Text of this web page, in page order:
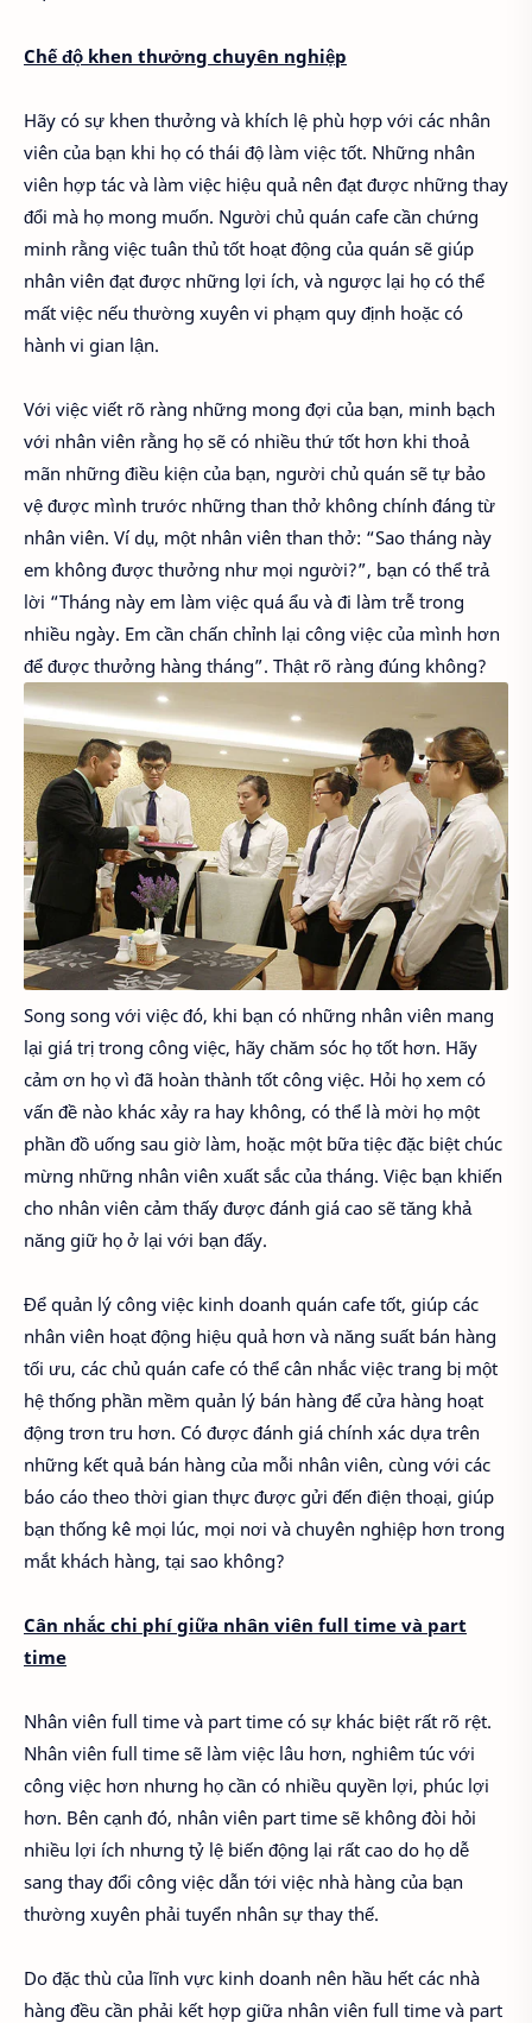
Chế độ khen thưởng chuyên nghiệp
Hãy có sự khen thưởng và khích lệ phù hợp với các nhân
viên của bạn khi họ có thái độ làm việc tốt. Những nhân
viên hợp tác và làm việc hiệu quả nên đạt được những thay
đổi mà họ mong muốn. Người chủ quán cafe cần chứng
minh rằng việc tuân thủ tốt hoạt động của quán sẽ giúp
nhân viên đạt được những lợi ích, và ngược lại họ có thể
mất việc nếu thường xuyên vi phạm quy định hoặc có
hành vi gian lận.
Với việc viết rõ ràng những mong đợi của bạn, minh bạch
với nhân viên rằng họ sẽ có nhiều thứ tốt hơn khi thoả
mãn những điều kiện của bạn, người chủ quán sẽ tự bảo
vệ được mình trước những than thở không chính đáng từ
nhân viên. Ví dụ, một nhân viên than thở: “Sao tháng này
em không được thưởng như mọi người?”, bạn có thể trả
lời “Tháng này em làm việc quá ẩu và đi làm trễ trong
nhiều ngày. Em cần chấn chỉnh lại công việc của mình hơn
để được thưởng hàng tháng”. Thật rõ ràng đúng không?
Song song với việc đó, khi bạn có những nhân viên mang
lại giá trị trong công việc, hãy chăm sóc họ tốt hơn. Hãy
cảm ơn họ vì đã hoàn thành tốt công việc. Hỏi họ xem có
vấn đề nào khác xảy ra hay không, có thể là mời họ một
phần đồ uống sau giờ làm, hoặc một bữa tiệc đặc biệt chúc
mừng những nhân viên xuất sắc của tháng. Việc bạn khiến
cho nhân viên cảm thấy được đánh giá cao sẽ tăng khả
năng giữ họ ở lại với bạn đấy.
Để quản lý công việc kinh doanh quán cafe tốt, giúp các
nhân viên hoạt động hiệu quả hơn và năng suất bán hàng
tối ưu, các chủ quán cafe có thể cân nhắc việc trang bị một
hệ thống phần mềm quản lý bán hàng để cửa hàng hoạt
động trơn tru hơn. Có được đánh giá chính xác dựa trên
những kết quả bán hàng của mỗi nhân viên, cùng với các
báo cáo theo thời gian thực được gửi đến điện thoại, giúp
bạn thống kê mọi lúc, mọi nơi và chuyên nghiệp hơn trong
mắt khách hàng, tại sao không?
Cân nhắc chi phí giữa nhân viên full time và part
time
Nhân viên full time và part time có sự khác biệt rất rõ rệt.
Nhân viên full time sẽ làm việc lâu hơn, nghiêm túc với
công việc hơn nhưng họ cần có nhiều quyền lợi, phúc lợi
hơn. Bên cạnh đó, nhân viên part time sẽ không đòi hỏi
nhiều lợi ích nhưng tỷ lệ biến động lại rất cao do họ dễ
sang thay đổi công việc dẫn tới việc nhà hàng của bạn
thường xuyên phải tuyển nhân sự thay thế.
Do đặc thù của lĩnh vực kinh doanh nên hầu hết các nhà
hàng đều cần phải kết hợp giữa nhân viên full time và part